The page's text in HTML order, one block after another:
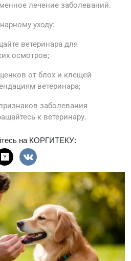
лечение заболеваний.
уходу:
ветеринара для
осмотров;
от блох и клещей
ветеринара;
заболевания
к ветеринару.
на КОРГИТЕКУ: